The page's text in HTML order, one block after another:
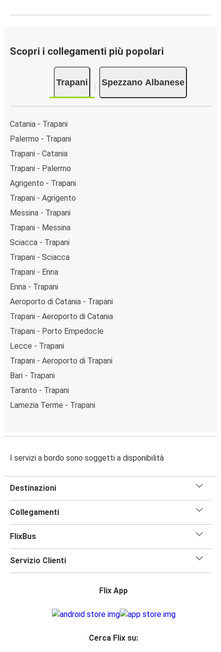
Scopri i collegamenti più popolari
Trapani Spezzano Albanese
Catania - Trapani
Palermo - Trapani
Trapani - Catania
Trapani - Palermo
Agrigento - Trapani
Trapani - Agrigento
Messina - Trapani
Trapani - Messina
Sciacca - Trapani
Trapani - Sciacca
Trapani - Enna
Enna - Trapani
Aeroporto di Catania - Trapani
Trapani - Aeroporto di Catania
Trapani - Porto Empedocle
Lecce - Trapani
Trapani - Aeroporto di Trapani
Bari - Trapani
Taranto - Trapani
Lamezia Terme - Trapani
I servizi a bordo sono soggetti a disponibilità
Destinazioni
Collegamenti
FlixBus
Servizio Clienti
Flix App
Cerca Flix su: